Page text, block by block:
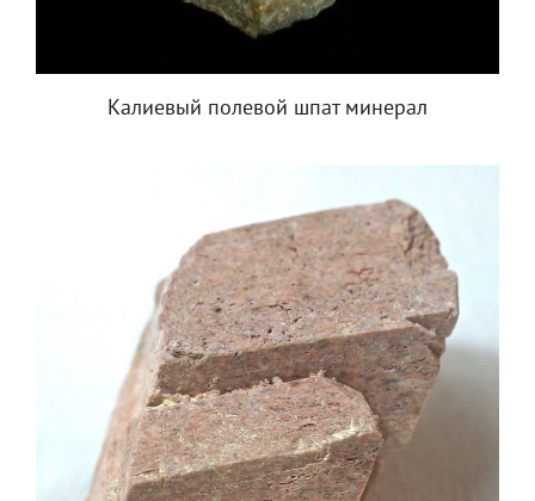
Калиевый полевой шпат минерал